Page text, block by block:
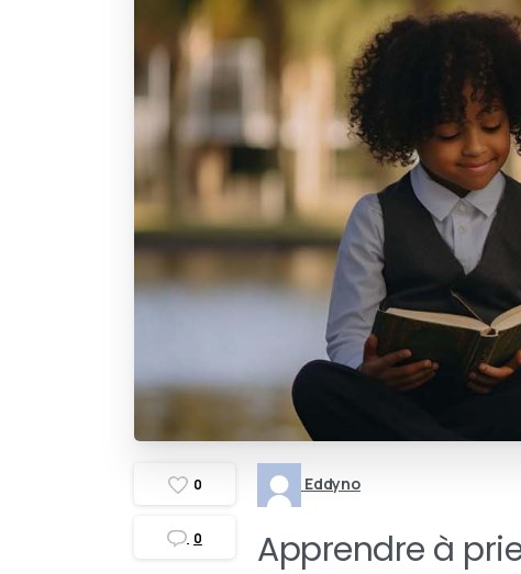
0
0
Eddyno
Apprendre à